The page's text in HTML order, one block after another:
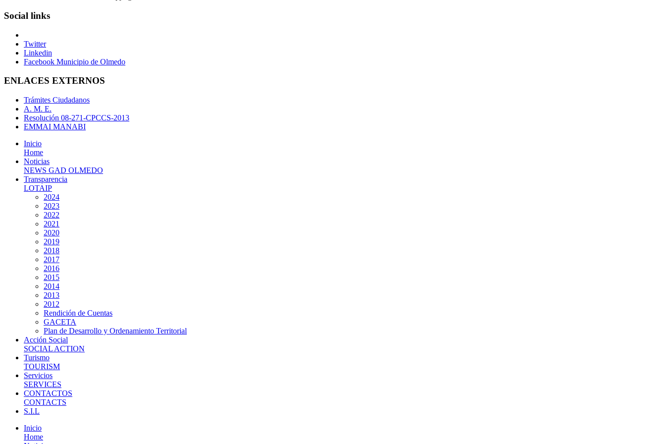
Social links
Twitter
Linkedin
Facebook Municipio de Olmedo
ENLACES EXTERNOS
Trámites Ciudadanos
A. M. E.
Resolución 08-271-CPCCS-2013
EMMAI MANABI
Inicio
Home
Noticias
NEWS GAD OLMEDO
Transparencia
LOTAIP
2024
2023
2022
2021
2020
2019
2018
2017
2016
2015
2014
2013
2012
Rendición de Cuentas
GACETA
Plan de Desarrollo y Ordenamiento Territorial
Acción Social
SOCIAL ACTION
Turismo
TOURISM
Servicios
SERVICES
CONTACTOS
CONTACTS
S.I.L
Inicio
Home